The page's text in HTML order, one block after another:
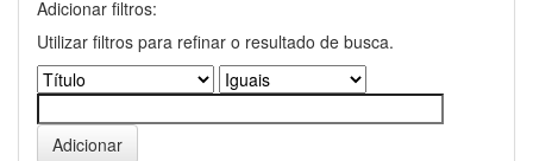
Adicionar filtros:
Utilizar filtros para refinar o resultado de busca.